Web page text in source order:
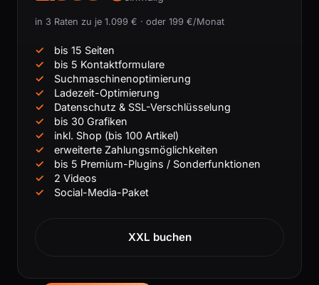
in 3 Raten zu je 1.099 € · oder 199 €/Monat
bis 15 Seiten
bis 5 Kontaktformulare
Suchmaschinenoptimierung
Ladezeit-Optimierung
Datenschutz & SSL-Verschlüsselung
bis 30 Grafiken
inkl. Shop (bis 100 Artikel)
erweiterte Zahlungsmöglichkeiten
bis 5 Premium-Plugins / Sonderfunktionen
2 Videos
Social-Media-Paket
XXL buchen